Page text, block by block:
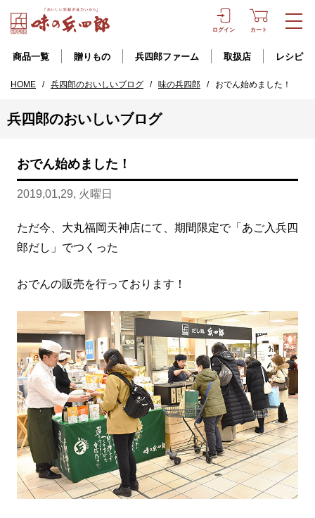
ログイン カート
商品一覧 贈りもの 兵四郎ファーム 取扱店 レシピ
HOME / 兵四郎のおいしいブログ / 味の兵四郎 / おでん始めました！
兵四郎のおいしいブログ
おでん始めました！
2019,01,29, 火曜日
ただ今、大丸福岡天神店にて、期間限定で「あご入兵四
郎だし」でつくった
おでんの販売を行っております！